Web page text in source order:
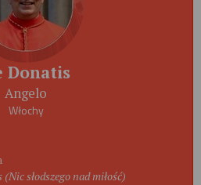
Donatis
Angelo
Włochy
słodszego nad miłość)